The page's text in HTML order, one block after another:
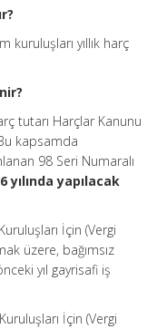
yıllık harç
tutarı Harçlar Kanunu
kapsamda
98 Seri Numaralı
yılında yapılacak
İçin (Vergi
üzere, bağımsız
yıl gayrisafi iş
İçin (Vergi